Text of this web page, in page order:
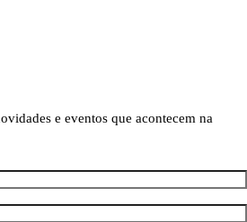
e eventos que acontecem na